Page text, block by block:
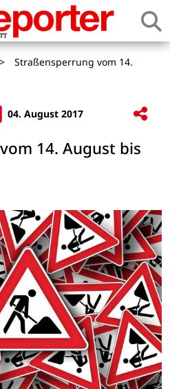
>
Straßensperrung vom 14.
04. August 2017
14. August bis